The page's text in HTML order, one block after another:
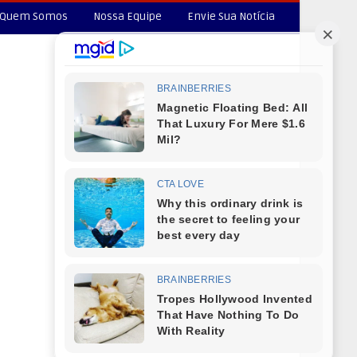
Quem Somos Nossa Equipe Envie Sua Notícia